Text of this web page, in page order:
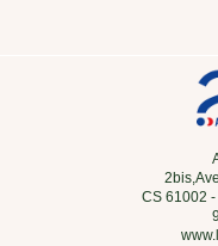
CS 61002